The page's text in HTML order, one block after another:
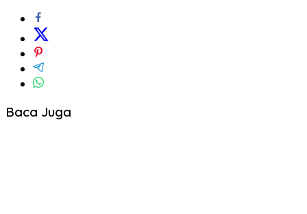
Baca Juga